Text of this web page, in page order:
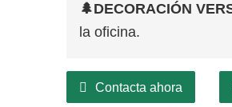
🌲DECORACIÓN
la oficina.
Contacta ahora